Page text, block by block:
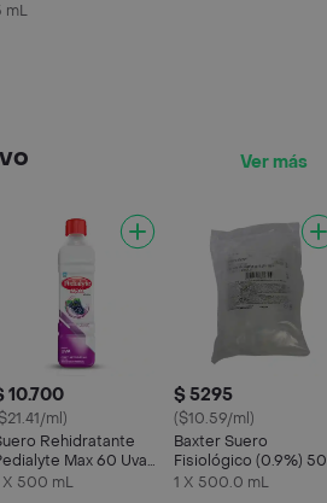
mL
Ver más
10.700
ml)
Rehidratante
Max 60 Uva
500 mL
X 500 mL
$ 5295
($10.59/ml)
Baxter Suero
Fisiológico (0.9%)
mL
1 X 500.0 mL